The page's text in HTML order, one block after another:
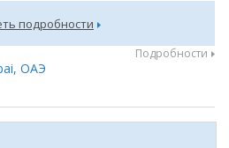
подробности
Подробности
ОАЭ